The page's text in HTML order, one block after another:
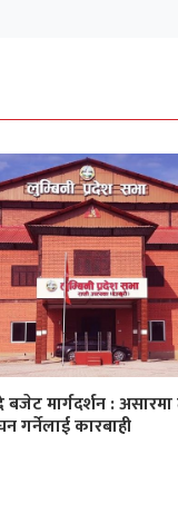
मार्गदर्शन : असारमा
कारबाही